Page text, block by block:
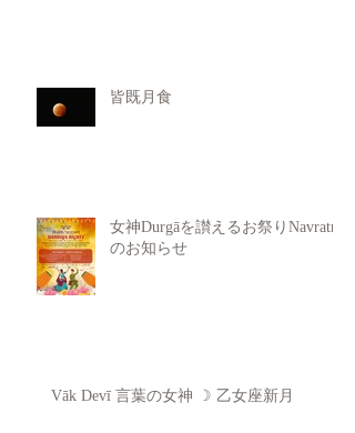
皆既月食
女神Durgāを讃えるお祭りNavratri
のお知らせ
Vāk Devī 言葉の女神 ☽ 乙女座新月